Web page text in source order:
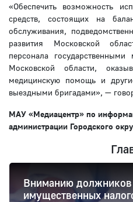
«Обеспечить возможность
средств, состоящих на
обслуживания,
развития Московской
персонала
Московской области,
медицинскую помощь и
выездными бригадами», —
МАУ «Медиацентр» по
администрации Городского
Вниманию должников
имущественных